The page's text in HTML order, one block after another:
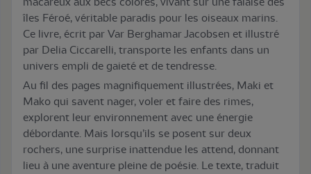
îles Féroé, véritable paradis pour les oiseaux marins.
Ce livre, écrit par Var Berghamar Jacobsen et illustré
par Delia Ciccarelli, transporte les enfants dans un
univers empli de gaieté et de tendresse.
Au fil des pages magnifiquement illustrées, Maki et
Mako qui savent nager, voler et faire des rimes,
explorent leur environnement avec une énergie
débordante. Mais lorsqu’ils se posent sur deux
rochers, une surprise inattendue les attend, donnant
lieu à une aventure pleine de poésie. Le texte, traduit